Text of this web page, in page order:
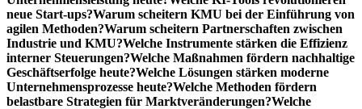
neue Start-ups?Warum scheitern KMU bei der Einführung von
agilen Methoden?Warum scheitern Partnerschaften zwischen
Industrie und KMU?Welche Instrumente stärken die Effizienz
interner Steuerungen?Welche Maßnahmen fördern nachhaltige
Geschäftserfolge heute?Welche Lösungen stärken moderne
Unternehmensprozesse heute?Welche Methoden fördern
belastbare Strategien für Marktveränderungen?Welche